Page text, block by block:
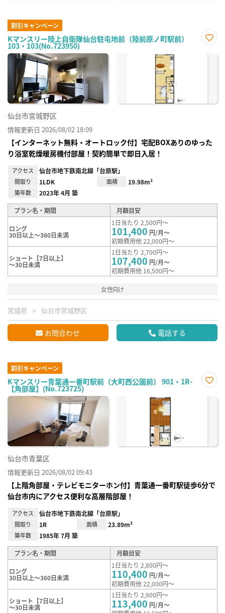
割引キャンペーン
Kマンスリー陸上自衛隊仙台駐屯地前（陸前原ノ町駅前）
103・103(No.723950)
に入
仙台市宮城野区
情報更新日 2026/08/02 18:09
【インターネット無料・オートロック付】宅配BOXありのゆった
り浴室乾燥暖房機付部屋！契約簡単で即日入居！
アクセス 仙台市地下鉄南北線「台原駅」
間取り 1LDK 面積 19.98m²
築年数 2023年 4月 築
プラン名・期間 月額目安
ロング
30日以上～360日未満
1日当たり 2,500円～
101,400 円/月～
初期費用他 22,000円～
ショート【7日以上】
～30日未満
1日当たり 2,700円～
107,400 円/月～
初期費用他 16,500円～
女性向け
宮城県 仙台市宮城野区
お問合わせ 電話する
割引キャンペーン
Kマンスリー青葉通一番町駅前（大町西公園前） 901・1R-
【角部屋】(No.723725)
に入
仙台市青葉区
情報更新日 2026/08/02 09:43
【上階角部屋・テレビモニターホン付】青葉通一番町駅徒歩6分で
仙台市内にアクセス便利な高層階部屋！
アクセス 仙台市地下鉄南北線「台原駅」
間取り 1R 面積 23.89m²
築年数 1985年 7月 築
プラン名・期間 月額目安
ロング
30日以上～360日未満
1日当たり 2,800円～
110,400 円/月～
初期費用他 22,000円～
ショート【7日以上】
～30日未満
1日当たり 2,900円～
113,400 円/月～